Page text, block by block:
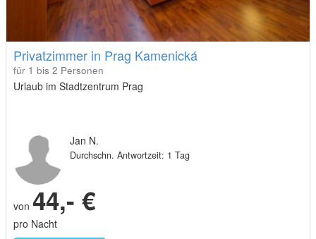
Privatzimmer in Prag Kamenická
für 1 bis 2 Personen
Urlaub im Stadtzentrum Prag
Jan N.
Durchschn. Antwortzeit: 1 Tag
von 44,- €
pro Nacht